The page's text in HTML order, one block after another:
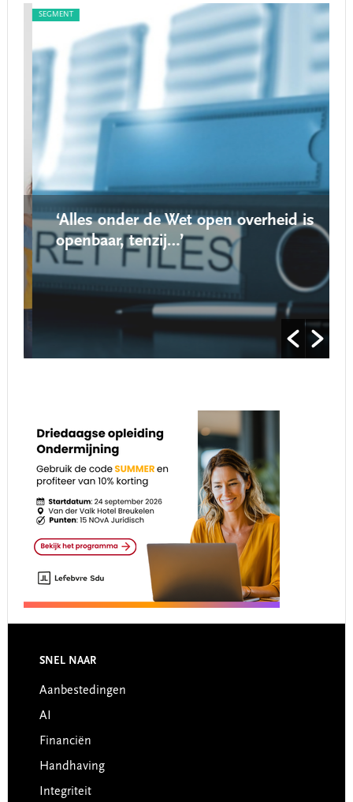
SEGMENT
‘Alles onder de Wet open overheid is
openbaar, tenzij…’
Footer
SNEL NAAR
Aanbestedingen
AI
Financiën
Handhaving
Integriteit